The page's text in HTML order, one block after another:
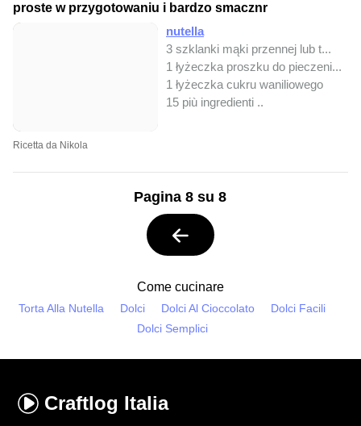
proste w przygotowaniu i bardzo smacznr
nutella
3 szklanki mąki przennej lub t...
1 łyżeczka proszku do pieczeni...
1 łyżeczka cukru waniliowego
15 più ingredienti ..
Ricetta da Nikola
Pagina 8 su 8
Come cucinare
Torta Alla Nutella Dolci Dolci Al Cioccolato
Dolci Facili
Dolci Semplici
Craftlog Italia